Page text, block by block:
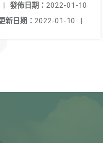
發佈日期： 2022-01-10
|
新日期： 2022-01-10 |